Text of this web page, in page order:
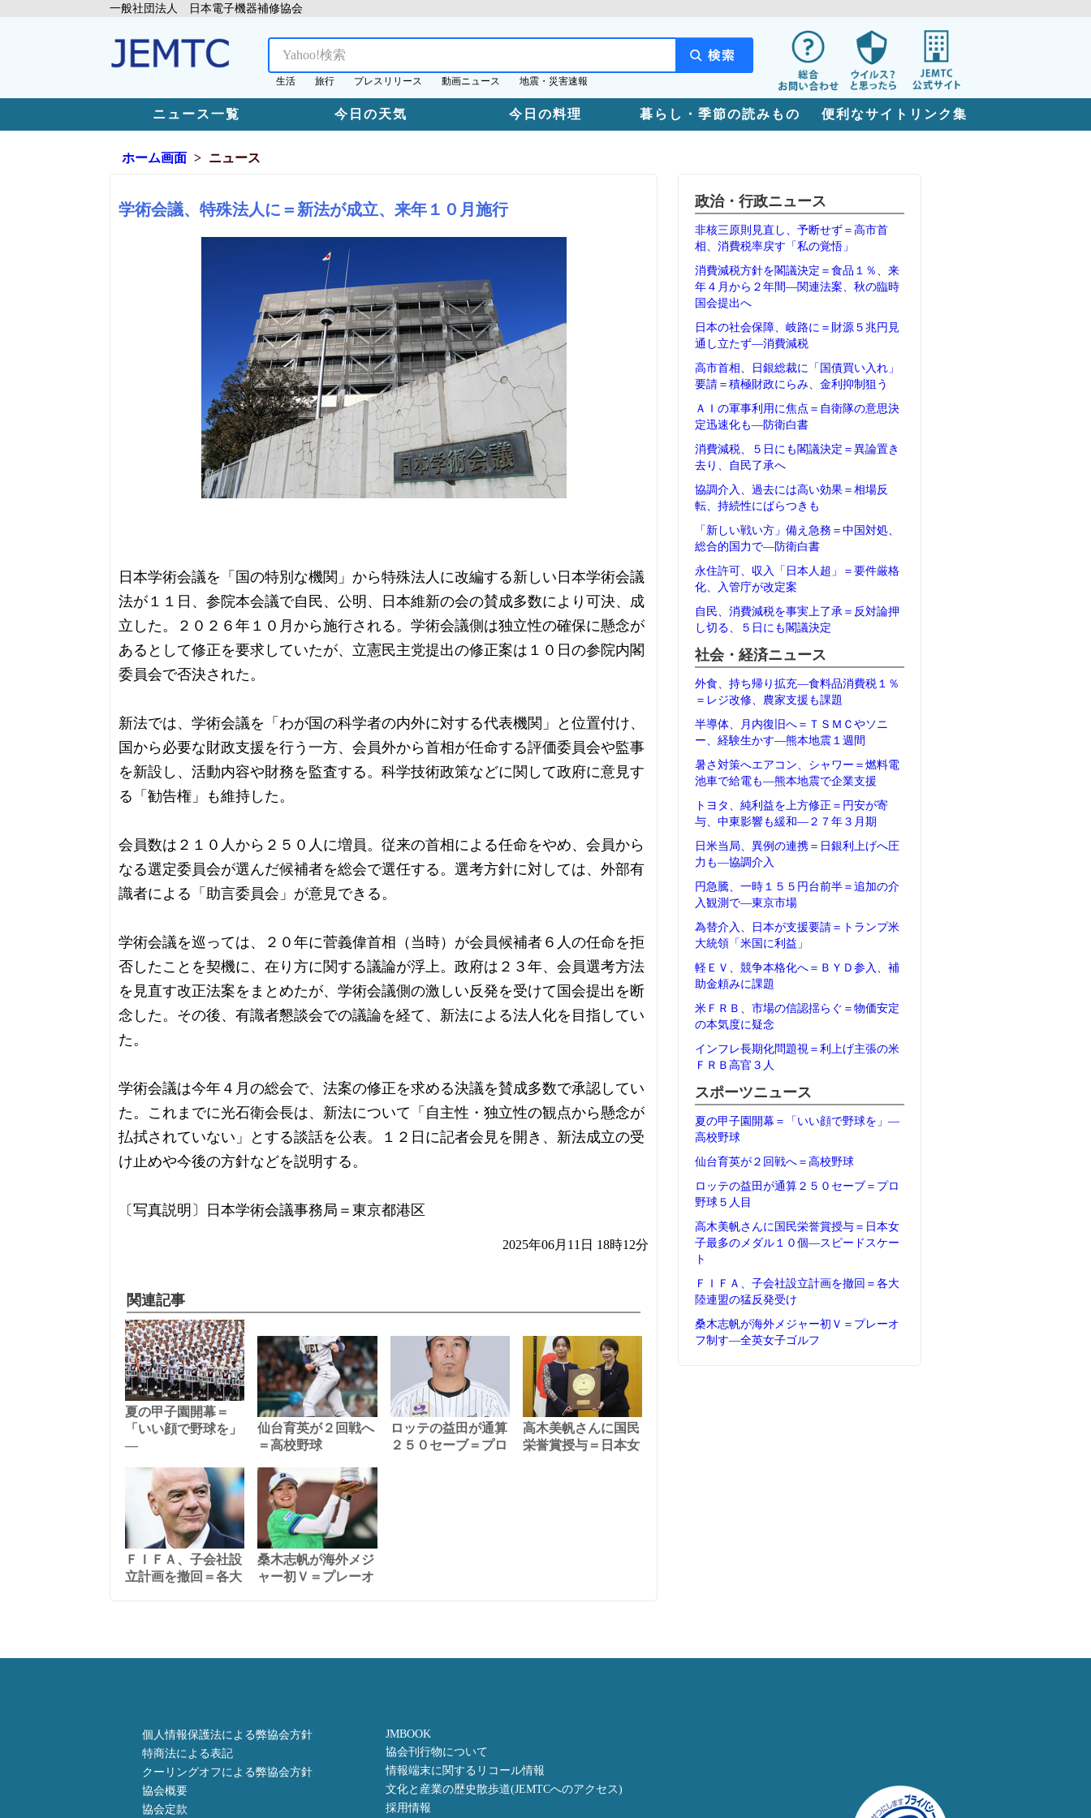
一般社団法人 日本電子機器補修協会
生活 旅行 プレスリリース 動画ニュース 地震・災害速報
ニュース一覧 今日の天気 今日の料理 暮らし・季節の読みもの 便利なサイトリンク集
ホーム画面 ニュース
学術会議、特殊法人に＝新法が成立、来年１０月施行
日本学術会議を「国の特別な機関」から特殊法人に改編する新しい日本学術会議
法が１１日、参院本会議で自民、公明、日本維新の会の賛成多数により可決、成
立した。２０２６年１０月から施行される。学術会議側は独立性の確保に懸念が
あるとして修正を要求していたが、立憲民主党提出の修正案は１０日の参院内閣
委員会で否決された。
新法では、学術会議を「わが国の科学者の内外に対する代表機関」と位置付け、
国から必要な財政支援を行う一方、会員外から首相が任命する評価委員会や監事
を新設し、活動内容や財務を監査する。科学技術政策などに関して政府に意見す
る「勧告権」も維持した。
会員数は２１０人から２５０人に増員。従来の首相による任命をやめ、会員から
なる選定委員会が選んだ候補者を総会で選任する。選考方針に対しては、外部有
識者による「助言委員会」が意見できる。
学術会議を巡っては、２０年に菅義偉首相（当時）が会員候補者６人の任命を拒
否したことを契機に、在り方に関する議論が浮上。政府は２３年、会員選考方法
を見直す改正法案をまとめたが、学術会議側の激しい反発を受けて国会提出を断
念した。その後、有識者懇談会での議論を経て、新法による法人化を目指してい
た。
学術会議は今年４月の総会で、法案の修正を求める決議を賛成多数で承認してい
た。これまでに光石衛会長は、新法について「自主性・独立性の観点から懸念が
払拭されていない」とする談話を公表。１２日に記者会見を開き、新法成立の受
け止めや今後の方針などを説明する。
〔写真説明〕日本学術会議事務局＝東京都港区
2025年06月11日 18時12分
関連記事
夏の甲子園開幕＝
「いい顔で野球を」
―
仙台育英が２回戦へ
＝高校野球
ロッテの益田が通算
２５０セーブ＝プロ
高木美帆さんに国民
栄誉賞授与＝日本女
ＦＩＦＡ、子会社設
立計画を撤回＝各大
桑木志帆が海外メジ
ャー初Ｖ＝プレーオ
政治・行政ニュース
非核三原則見直し、予断せず＝高市首
相、消費税率戻す「私の覚悟」
消費減税方針を閣議決定＝食品１％、来
年４月から２年間―関連法案、秋の臨時
国会提出へ
日本の社会保障、岐路に＝財源５兆円見
通し立たず―消費減税
高市首相、日銀総裁に「国債買い入れ」
要請＝積極財政にらみ、金利抑制狙う
ＡＩの軍事利用に焦点＝自衛隊の意思決
定迅速化も―防衛白書
消費減税、５日にも閣議決定＝異論置き
去り、自民了承へ
協調介入、過去には高い効果＝相場反
転、持続性にばらつきも
「新しい戦い方」備え急務＝中国対処、
総合的国力で―防衛白書
永住許可、収入「日本人超」＝要件厳格
化、入管庁が改定案
自民、消費減税を事実上了承＝反対論押
し切る、５日にも閣議決定
社会・経済ニュース
外食、持ち帰り拡充―食料品消費税１％
＝レジ改修、農家支援も課題
半導体、月内復旧へ＝ＴＳＭＣやソニ
ー、経験生かす―熊本地震１週間
暑さ対策へエアコン、シャワー＝燃料電
池車で給電も―熊本地震で企業支援
トヨタ、純利益を上方修正＝円安が寄
与、中東影響も緩和―２７年３月期
日米当局、異例の連携＝日銀利上げへ圧
力も―協調介入
円急騰、一時１５５円台前半＝追加の介
入観測で―東京市場
為替介入、日本が支援要請＝トランプ米
大統領「米国に利益」
軽ＥＶ、競争本格化へ＝ＢＹＤ参入、補
助金頼みに課題
米ＦＲＢ、市場の信認揺らぐ＝物価安定
の本気度に疑念
インフレ長期化問題視＝利上げ主張の米
ＦＲＢ高官３人
スポーツニュース
夏の甲子園開幕＝「いい顔で野球を」―
高校野球
仙台育英が２回戦へ＝高校野球
ロッテの益田が通算２５０セーブ＝プロ
野球５人目
高木美帆さんに国民栄誉賞授与＝日本女
子最多のメダル１０個―スピードスケー
ト
ＦＩＦＡ、子会社設立計画を撤回＝各大
陸連盟の猛反発受け
桑木志帆が海外メジャー初Ｖ＝プレーオ
フ制す―全英女子ゴルフ
個人情報保護法による弊協会方針
特商法による表記
クーリングオフによる弊協会方針
協会概要
協会定款
JMBOOK
協会刊行物について
情報端末に関するリコール情報
文化と産業の歴史散歩道(JEMTCへのアクセス)
採用情報